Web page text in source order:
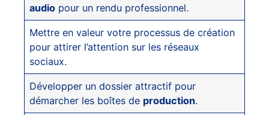
audio pour un rendu professionnel.
Mettre en valeur votre processus de création
pour attirer l’attention sur les réseaux
sociaux.
Développer un dossier attractif pour
démarcher les boîtes de production.